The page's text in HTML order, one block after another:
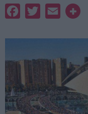
FacebookTwitterEmail